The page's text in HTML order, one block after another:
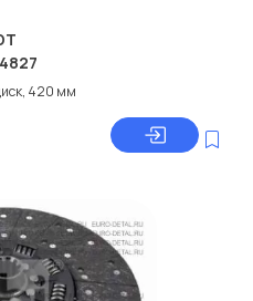
420 мм